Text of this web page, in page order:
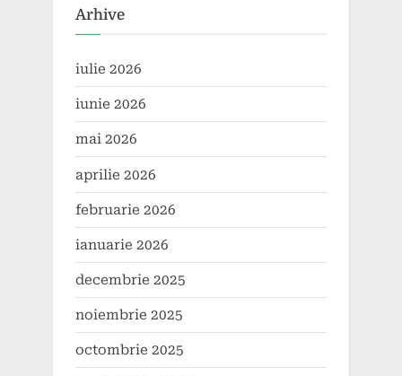
Arhive
iulie 2026
iunie 2026
mai 2026
aprilie 2026
februarie 2026
ianuarie 2026
decembrie 2025
noiembrie 2025
octombrie 2025